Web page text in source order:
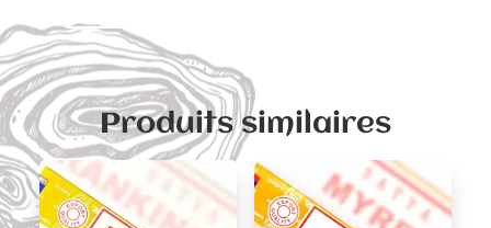
Produits similaires